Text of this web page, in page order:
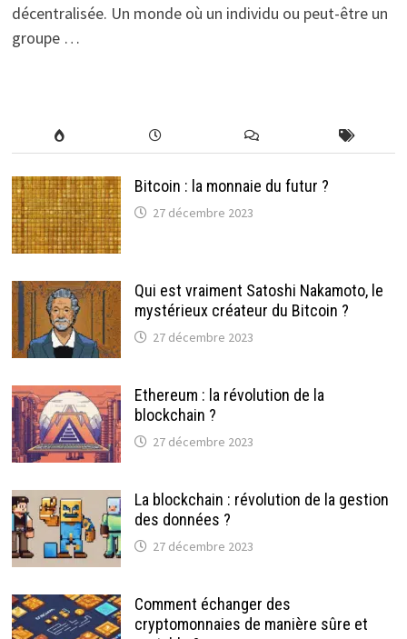
décentralisée. Un monde où un individu ou peut-être un
groupe …
Bitcoin : la monnaie du futur ?
27 décembre 2023
Qui est vraiment Satoshi Nakamoto, le
mystérieux créateur du Bitcoin ?
27 décembre 2023
Ethereum : la révolution de la
blockchain ?
27 décembre 2023
La blockchain : révolution de la gestion
des données ?
27 décembre 2023
Comment échanger des
cryptomonnaies de manière sûre et